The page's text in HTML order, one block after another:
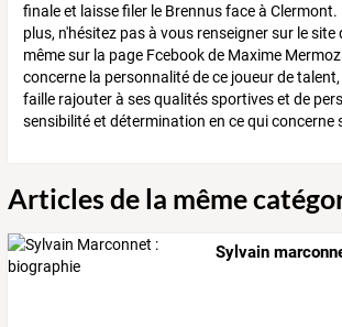
finale et laisse filer le Brennus face à
plus, n'hésitez pas à vous renseigner sur le site
même sur la page Fcebook de Maxime
concerne la personnalité de ce joueur de
faille rajouter à ses qualités sportives et de
sensibilité et détermination en ce qui concerne
Articles de la même
Sylvain